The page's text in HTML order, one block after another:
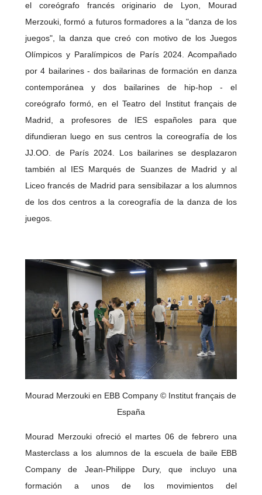
el coreógrafo francés originario de Lyon, Mourad
Merzouki, formó a futuros formadores a la "danza de los
juegos", la danza que creó con motivo de los Juegos
Olímpicos y Paralímpicos de París 2024. Acompañado
por 4 bailarines - dos bailarinas de formación en danza
contemporánea y dos bailarines de hip-hop - el
coreógrafo formó, en el Teatro del Institut français de
Madrid, a profesores de IES españoles para que
difundieran luego en sus centros la coreografía de los
JJ.OO. de París 2024. Los bailarines se desplazaron
también al IES Marqués de Suanzes de Madrid y al
Liceo francés de Madrid para sensibilazar a los alumnos
de los dos centros a la coreografía de la danza de los
juegos.
Mourad Merzouki en EBB Company © Institut français de
España
Mourad Merzouki ofreció el martes 06 de febrero una
Masterclass a los alumnos de la escuela de baile EBB
Company de Jean-Philippe Dury, que incluyo una
formación a unos de los movimientos del